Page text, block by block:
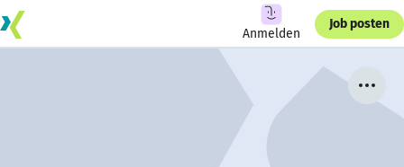
Anmelden
Job posten